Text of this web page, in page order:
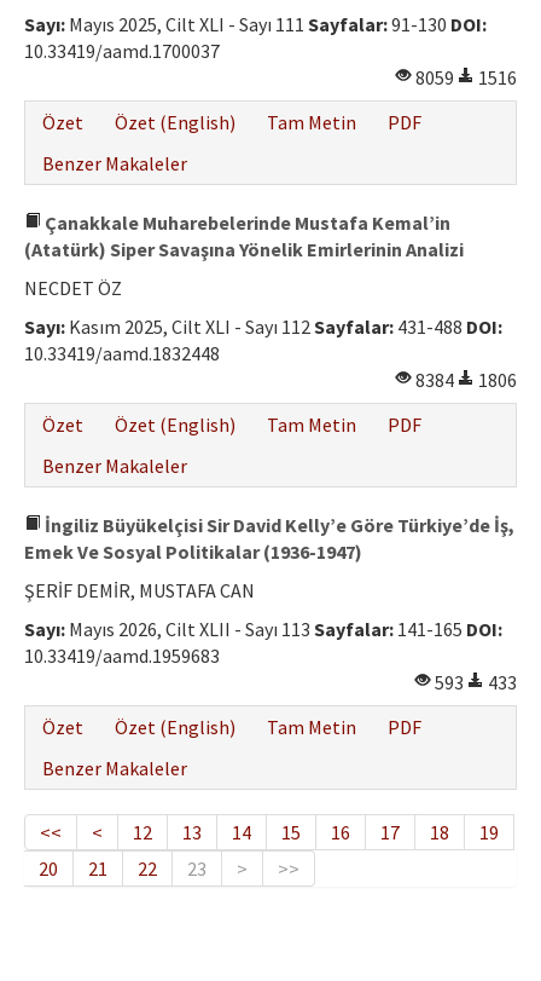
Sayı: Mayıs 2025, Cilt XLI - Sayı 111 Sayfalar:91-130 DOI:
10.33419/aamd.1700037
8059
1516
Özet
Özet (English) Tam Metin
PDF
Benzer Makaleler
Çanakkale Muharebelerinde Mustafa Kemal’in
(Atatürk) Siper Savaşına Yönelik Emirlerinin Analizi
NECDET ÖZ
Sayı: Kasım 2025, Cilt XLI - Sayı 112Sayfalar: 431-488 DOI:
10.33419/aamd.1832448
8384
1806
Özet
Özet (English) Tam Metin
PDF
Benzer Makaleler
İngiliz Büyükelçisi Sir David Kelly’e Göre Türkiye’de İş,
Emek Ve Sosyal Politikalar (1936-1947)
ŞERİF DEMİR, MUSTAFA CAN
Sayı: Mayıs 2026, Cilt XLII - Sayı 113 Sayfalar: 141-165 DOI:
10.33419/aamd.1959683
593
433
Özet
Özet (English) Tam Metin
PDF
Benzer Makaleler
<< < 12 13 14 15 16 17 18
19
20
21 22 23 > >>